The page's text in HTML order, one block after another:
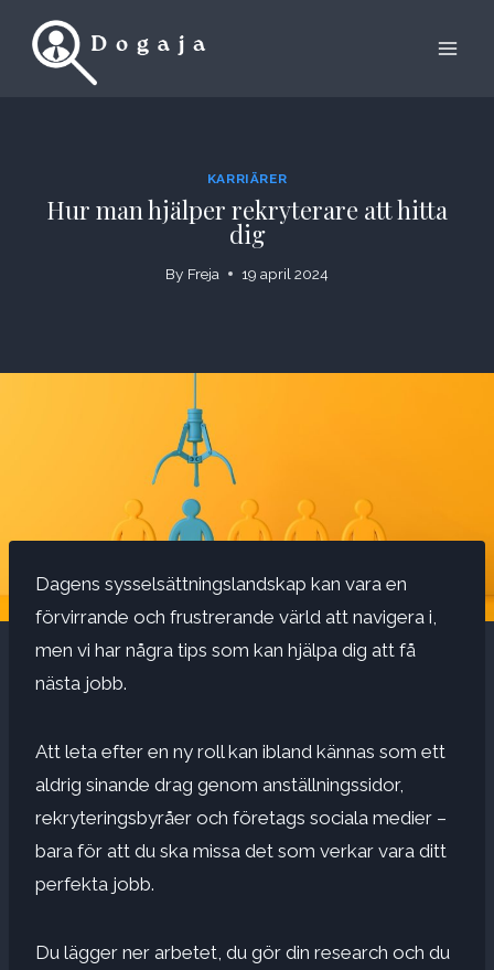
KARRIÄRER
Hur man hjälper rekryterare att hitta
dig
By Freja 19 april 2024
Dagens sysselsättningslandskap kan vara en
förvirrande och frustrerande värld att navigera i,
men vi har några tips som kan hjälpa dig att få
nästa jobb.
Att leta efter en ny roll kan ibland kännas som ett
aldrig sinande drag genom anställningssidor,
rekryteringsbyråer och företags sociala medier –
bara för att du ska missa det som verkar vara ditt
perfekta jobb.
Du lägger ner arbetet, du gör din research och du